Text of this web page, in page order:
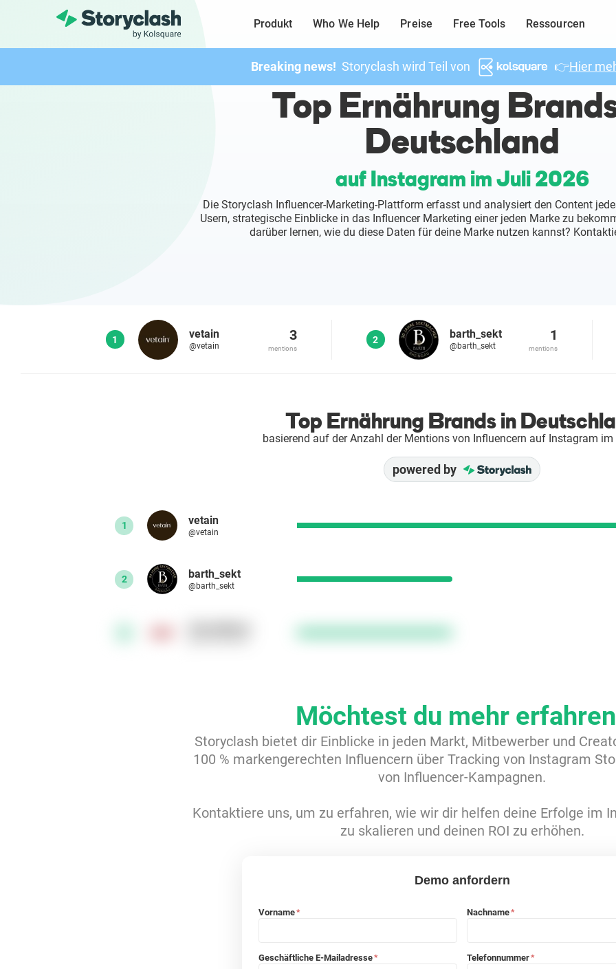
Produkt Who We Help Preise Free Tools Ressourcen
Breaking news! Storyclash wird Teil von 👉Hier
Top Ernährung
Deutschland
auf Instagram im Juli 2026
Die Storyclash Influencer-Marketing-Plattform erfasst und analysiert den Content
Usern, strategische Einblicke in das Influencer Marketing einer jeden Marke zu
darüber lernen, wie du diese Daten für deine Marke nutzen kannst?
1 vetain
@vetain
3
mentions
2 barth_sekt
@barth_sekt
1
mentions
Top Ernährung Brands in
basierend auf der Anzahl der Mentions von Influencern auf Instagram
powered by
1 vetain
@vetain
2 barth_sekt
@barth_sekt
Möchtest du mehr
Storyclash bietet dir Einblicke in jeden Markt, Mitbewerber und
100 % markengerechten Influencern über Tracking von Instagram
von Influencer-Kampagnen.
Kontaktiere uns, um zu erfahren, wie wir dir helfen deine Erfolge im
zu skalieren und deinen ROI zu erhöhen.
Demo anfordern
Vorname* Nachname*
Geschäftliche E-Mailadresse* Telefonnummer*